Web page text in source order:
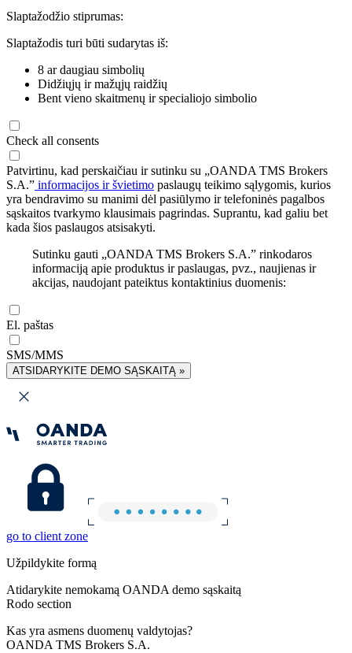
Slaptažodžio stiprumas:
Slaptažodis turi būti sudarytas iš:
8 ar daugiau simbolių
Didžiųjų ir mažųjų raidžių
Bent vieno skaitmenų ir specialiojo simbolio
Check all consents
Patvirtinu, kad perskaičiau ir sutinku su „OANDA TMS Brokers
S.A.” informacijos ir švietimo paslaugų teikimo sąlygomis, kurios
yra bendravimo su manimi dėl pasiūlymo ir telefoninės pagalbos
sąskaitos tvarkymo klausimais pagrindas. Suprantu, kad galiu bet
kada šios paslaugos atsisakyti.
Sutinku gauti „OANDA TMS Brokers S.A.” rinkodaros
informaciją apie produktus ir paslaugas, pvz., naujienas ir
akcijas, naudojant pateiktus kontaktinius duomenis:
El. paštas
SMS/MMS
ATSIDARYKITE DEMO SĄSKAITĄ »
go to client zone
Užpildykite formą
Atidarykite nemokamą OANDA demo sąskaitą
Rodo section
Kas yra asmens duomenų valdytojas?
OANDA TMS Brokers S.A.